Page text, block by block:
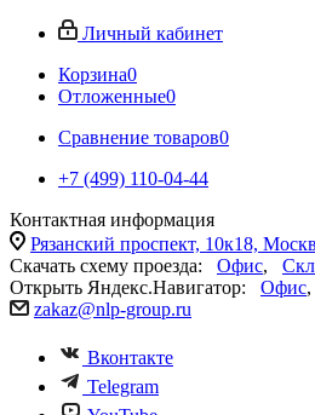
Личный кабинет
Корзина0
Отложенные0
Сравнение товаров0
+7 (499) 110-04-44
Контактная информация
Рязанский проспект, 10к18,
Скачать схему проезда: Офис,
Открыть Яндекс.Навигатор: Офис,
zakaz@nlp-group.ru
Вконтакте
Telegram